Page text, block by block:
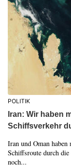
POLITIK
Iran: Wir haben
Schiffsverkehr
Iran und Oman haben
Schiffsroute durch
noch...